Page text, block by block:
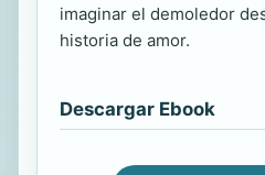
imaginar el demoledor
historia de amor.
Descargar Ebook